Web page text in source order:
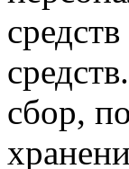
сбор,